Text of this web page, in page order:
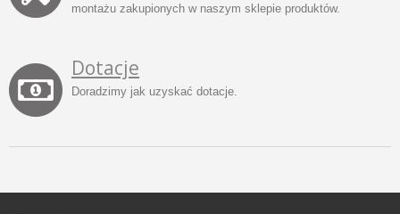
montażu zakupionych w naszym sklepie produktów.
Dotacje
Doradzimy jak uzyskać dotacje.